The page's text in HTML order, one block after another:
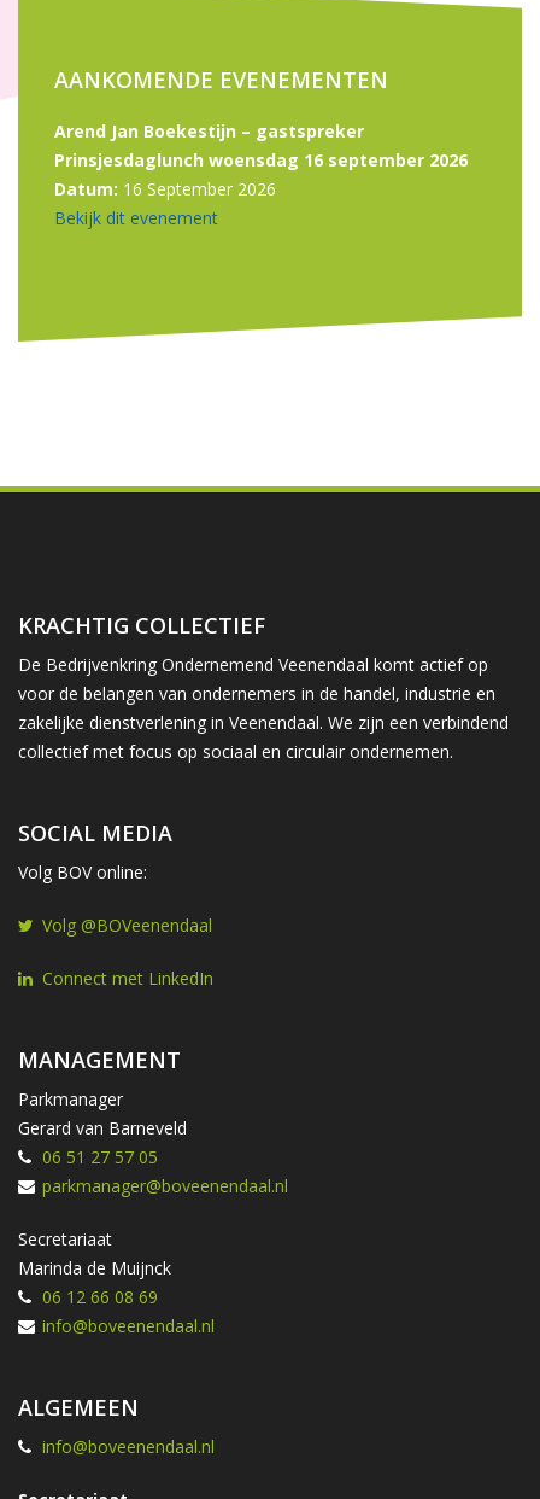
AANKOMENDE EVENEMENTEN
Arend Jan Boekestijn – gastspreker
Prinsjesdaglunch woensdag 16 september 2026
Datum: 16 September 2026
Bekijk dit evenement
KRACHTIG COLLECTIEF
De Bedrijvenkring Ondernemend Veenendaal komt actief op
voor de belangen van ondernemers in de handel, industrie en
zakelijke dienstverlening in Veenendaal. We zijn een verbindend
collectief met focus op sociaal en circulair ondernemen.
SOCIAL MEDIA
Volg BOV online:
Volg @BOVeenendaal
Connect met LinkedIn
MANAGEMENT
Parkmanager
Gerard van Barneveld
06 51 27 57 05
parkmanager@boveenendaal.nl
Secretariaat
Marinda de Muijnck
06 12 66 08 69
info@boveenendaal.nl
ALGEMEEN
info@boveenendaal.nl